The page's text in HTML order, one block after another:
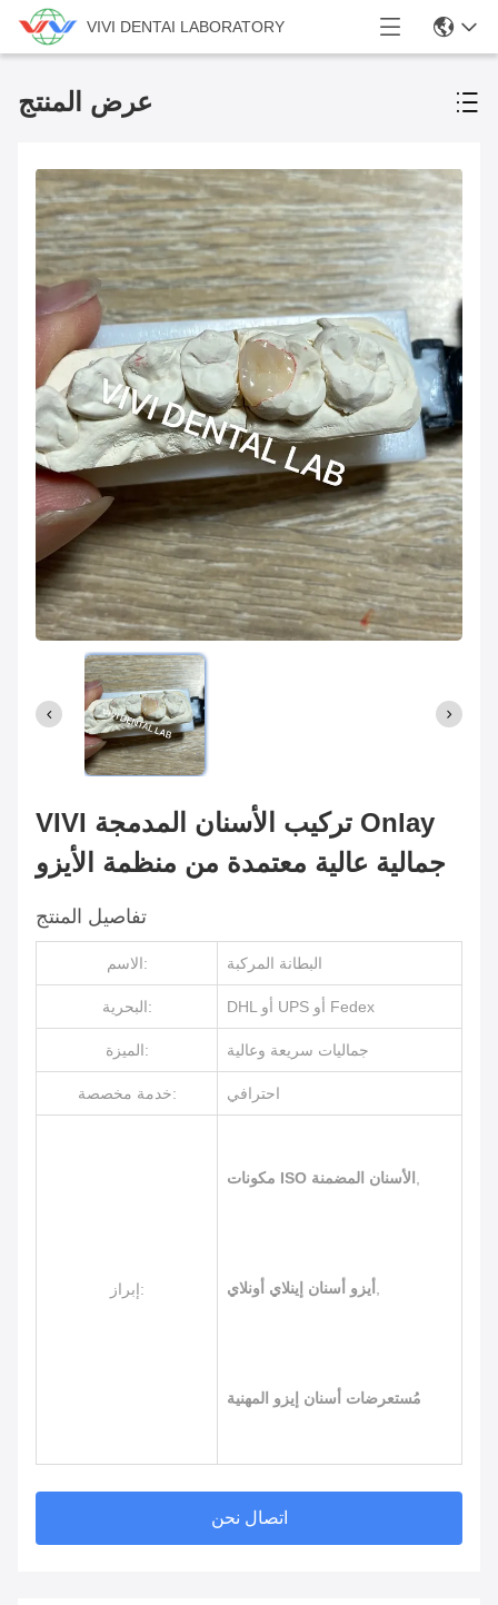
VIVI DENTAI LABORATORY
عرض المنتج
VIVI تركيب الأسنان المدمجة Onlay
جمالية عالية معتمدة من منظمة الأيزو
تفاصيل المنتج
الاسم: البطانة المركبة
البحرية: DHL أو UPS أو Fedex
الميزة: جماليات سريعة وعالية
خدمة مخصصة: احترافي
إبراز:
مكونات ISO الأسنان المضمنة
أيزو أسنان إينلاي أونلاي
مُستعرضات أسنان إيزو المهنية
اتصال نحن